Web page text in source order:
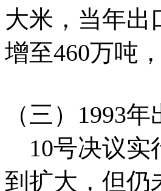
大米，当年出
增至460万吨
（三）1993
10号决议实
到扩大，但仍